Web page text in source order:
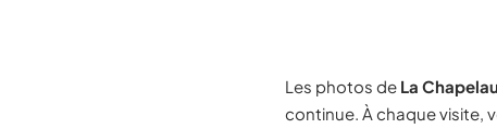
Les photos de La
continue. À chaque visite,